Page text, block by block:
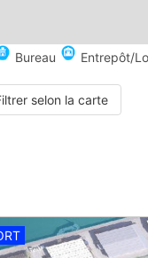
Bureau Entrepôt/
selon la carte